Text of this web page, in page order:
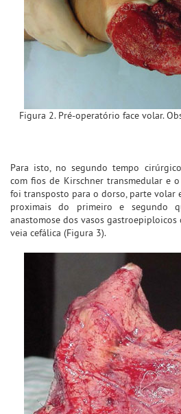
Figura 2. Pré-operatório face volar.
Para isto, no segundo tempo
com fios de Kirschner transmedular e
foi transposto para o dorso, parte volar
proximais do primeiro e segundo
anastomose dos vasos
veia cefálica (Figura 3).